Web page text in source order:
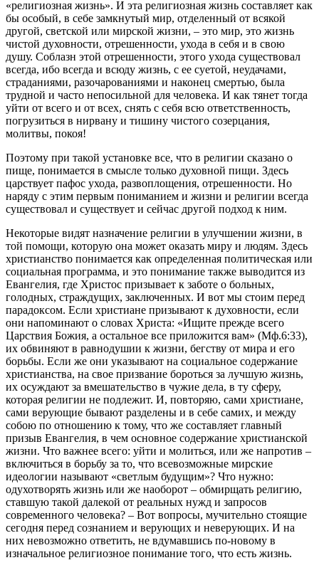
«религиозная жизнь». И эта религиозная жизнь составляет как
бы особый, в себе замкнутый мир, отделенный от всякой
другой, светской или мирской жизни, – это мир, это жизнь
чистой духовности, отрешенности, ухода в себя и в свою
душу. Соблазн этой отрешенности, этого ухода существовал
всегда, ибо всегда и всюду жизнь, с ее суетой, неудачами,
страданиями, разочарованиями и наконец смертью, была
трудной и часто непосильной для человека. И как тянет тогда
уйти от всего и от всех, снять с себя всю ответственность,
погрузиться в нирвану и тишину чистого созерцания,
молитвы, покоя!
Поэтому при такой установке все, что в религии сказано о
пище, понимается в смысле только духовной пищи. Здесь
царствует пафос ухода, развоплощения, отрешенности. Но
наряду с этим первым пониманием и жизни и религии всегда
существовал и существует и сейчас другой подход к ним.
Некоторые видят назначение религии в улучшении жизни, в
той помощи, которую она может оказать миру и людям. Здесь
христианство понимается как определенная политическая или
социальная программа, и это понимание также выводится из
Евангелия, где Христос призывает к заботе о больных,
голодных, страждущих, заключенных. И вот мы стоим перед
парадоксом. Если христиане призывают к духовности, если
они напоминают о словах Христа: «Ищите прежде всего
Царствия Божия, а остальное все приложится вам» (Мф.6:33),
их обвиняют в равнодушии к жизни, бегству от мира и его
борьбы. Если же они указывают на социальное содержание
христианства, на свое призвание бороться за лучшую жизнь,
их осуждают за вмешательство в чужие дела, в ту сферу,
которая религии не подлежит. И, повторяю, сами христиане,
сами верующие бывают разделены и в себе самих, и между
собою по отношению к тому, что же составляет главный
призыв Евангелия, в чем основное содержание христианской
жизни. Что важнее всего: уйти и молиться, или же напротив –
включиться в борьбу за то, что всевозможные мирские
идеологии называют «светлым будущим»? Что нужно:
одухотворять жизнь или же наоборот – обмирщать религию,
ставшую такой далекой от реальных нужд и запросов
современного человека? – Вот вопросы, мучительно стоящие
сегодня перед сознанием и верующих и неверующих. И на
них невозможно ответить, не вдумавшись по-новому в
изначальное религиозное понимание того, что есть жизнь.